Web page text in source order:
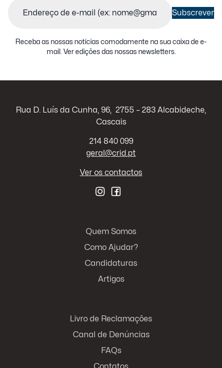
Subscrever
Receba as nossas notícias comodamente na sua caixa de e-
mail. Ver edições das nossas newsletters.
Rua D. Luís da Cunha, 96, 2755 – 283 Alcabideche,
Cascais
214 840 099
geral@crid.pt
Ver os contactos
Quem Somos
Como Ajudar?
Candidaturas
Artigos
Livro de Reclamações
Canal de Denúncias
FAQs